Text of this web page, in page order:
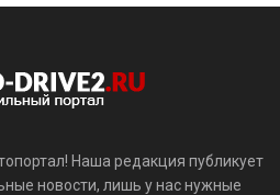
Наша редакция публикует
новости, лишь у нас нужные